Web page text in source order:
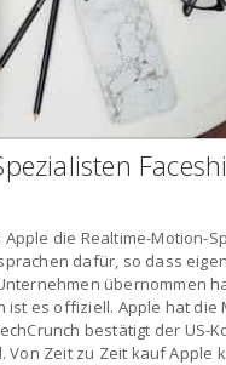
die Realtime-Motion-
dafür, so dass
übernommen
ist es offiziell. Apple hat
bestätigt der US-
Zeit zu Zeit kauf Apple